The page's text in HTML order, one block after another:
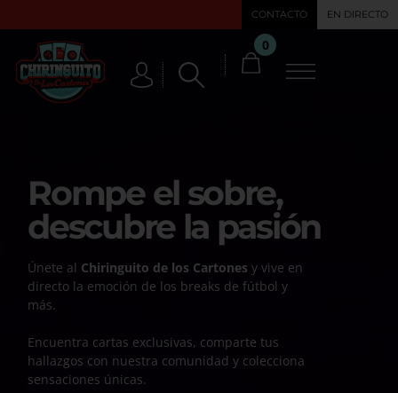
CONTACTO EN DIRECTO
0
Rompe el sobre,
descubre la pasión
Únete al Chiringuito de los Cartones y vive en
directo la emoción de los breaks de fútbol y
más.
Encuentra cartas exclusivas, comparte tus
hallazgos con nuestra comunidad y colecciona
sensaciones únicas.